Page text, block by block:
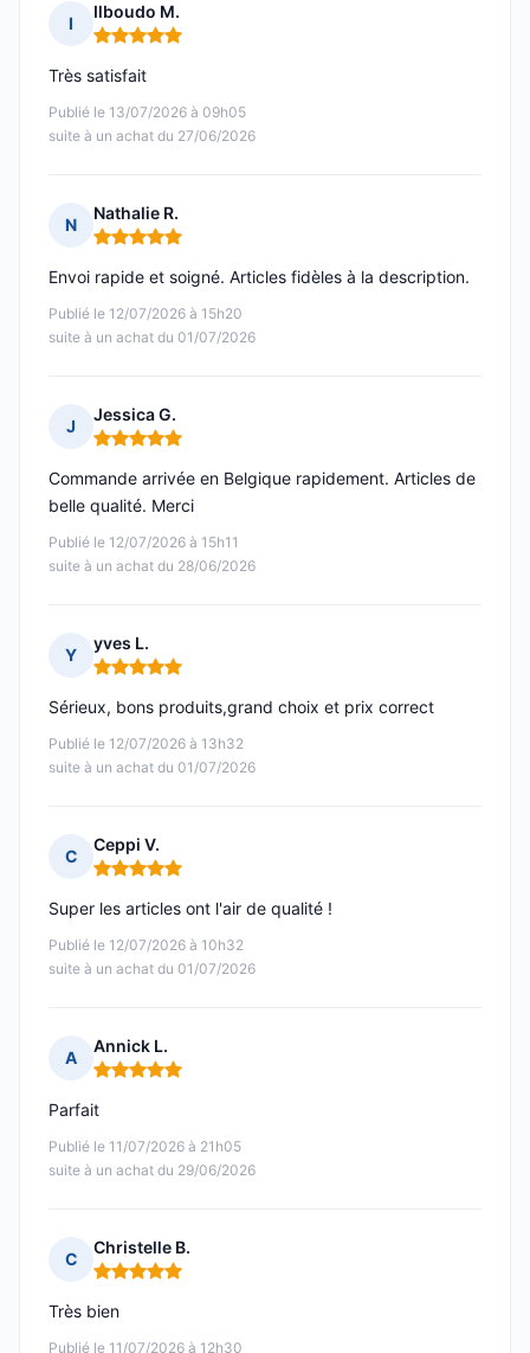
I
Ilboudo M.
Note : 5 sur 5
Publié le 13/07/2026 à 09h05
suite à un achat du 27/06/2026
Très satisfait
N
Nathalie R.
Note : 5 sur 5
Publié le 12/07/2026 à 15h20
suite à un achat du 01/07/2026
Envoi rapide et soigné. Articles fidèles à la description.
J
Jessica G.
Note : 5 sur 5
Publié le 12/07/2026 à 15h11
suite à un achat du 28/06/2026
Commande arrivée en Belgique rapidement. Articles de
belle qualité. Merci
Y
yves L.
Note : 5 sur 5
Publié le 12/07/2026 à 13h32
suite à un achat du 01/07/2026
Sérieux, bons produits,grand choix et prix correct
C
Ceppi V.
Note : 5 sur 5
Publié le 12/07/2026 à 10h32
suite à un achat du 01/07/2026
Super les articles ont l'air de qualité !
A
Annick L.
Note : 5 sur 5
Publié le 11/07/2026 à 21h05
suite à un achat du 29/06/2026
Parfait
C
Christelle B.
Note : 5 sur 5
Publié le 11/07/2026 à 12h30
Très bien